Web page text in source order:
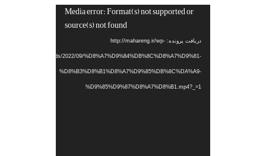
نمایشگرMedia error: Format(s) not supported or
source(s) not found
دریافت پرونده: http://mahareng.ir/wp-
content/uploads/2022/09/%D8%A7%D9%84%DB%8C%D8%A7%D9%81-
%D8%B3%D8%B1%D8%A7%D9%85%DB%8C%DA%A9-
%D9%85%D9%87%D8%A7%D8%B1.mp4?_=1